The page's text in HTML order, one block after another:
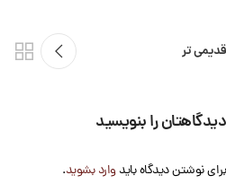
قدیمی تر
دیدگاهتان را بنویسید
برای نوشتن دیدگاه بایدوارد بشوید.